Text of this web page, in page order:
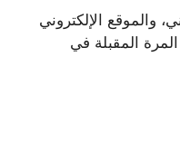
والموقع الإلكتروني
المقبلة في